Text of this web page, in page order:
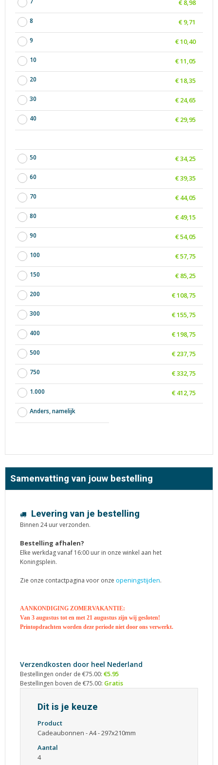
8
9
10
20
30
40
€ 8,98
€ 9,71
€ 10,40
€ 11,05
€ 18,35
€ 24,65
€ 29,95
50
60
70
80
90
100
150
200
300
400
500
750
1.000
Anders, namelijk
€ 34,25
€ 39,35
€ 44,05
€ 49,15
€ 54,05
€ 57,75
€ 85,25
€ 108,75
€ 155,75
€ 198,75
€ 237,75
€ 332,75
€ 412,75
Samenvatting van jouw bestelling
Levering van je bestelling
Binnen 24 uur verzonden.
Bestelling afhalen?
Elke werkdag vanaf 16:00 uur in onze winkel aan het
Koningsplein.
Zie onze contactpagina voor onze openingstijden.
AANKONDIGING ZOMERVAKANTIE:
Van 3 augustus tot en met 21 augustus zijn wij gesloten!
Printopdrachten worden deze periode niet door ons verwerkt.
Verzendkosten door heel Nederland
Bestellingen onder de €75.00: €5.95
Bestellingen boven de €75.00: Gratis
Dit is je keuze
Product
Cadeaubonnen - A4 - 297x210mm
Aantal
4